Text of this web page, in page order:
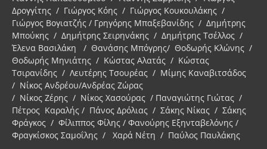
Δρογγίτης / Γιώργος Κόης / Γιώργος Κουκουλάκης /
Γιώργος Βογιατζής / Γρηγόρης Μπαξεβανίδης / Δημήτρης
Μπούκης / Δημήτρης Σειρηνάκης / Δημήτρης Τσέλλος /
Έλενα Βασιλάκη / Θανάσης Μπόγρης/ Θοδωρής Κλώνης /
Θοδωρής Μηνιάτης / Κώστας Αλατάς / Κώστας
Τσιρανίδης / Λευτέρης Τσουρέας / Μίμης Καναβιτσάδος
/ Νίκος Ανδρέου/Ανδρέας Ζώρας
/ Νίκος Ζέρης / Νίκος Χασούρας / Παναγιώτης Γιώτας /
Πέτρος Καραλής / Πάνος Δρόλιας / Σάκης Νίκας / Σάκης
Φράγκος / Φίλιππος Φίλης / Φανούρης Εξηνταβελόνης /
Φραγκίσκος Σαμοΐλης / Χαρά Νέτη / Παύλος Παυλάκης